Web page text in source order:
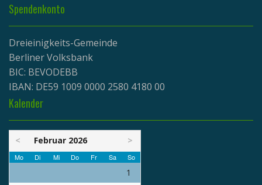
Spendenkonto
Dreieinigkeits-Gemeinde
Berliner Volksbank
BIC: BEVODEBB
IBAN: DE59 1009 0000 2580 4180 00
Kalender
< Februar 2026 >
Mo Di Mi Do Fr Sa So
1